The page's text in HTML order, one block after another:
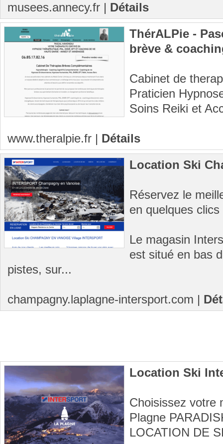
musees.annecy.fr | Détails
ThérALPie -
brève &
Cabinet de
Praticien
Soins Reiki et
www.theralpie.fr | Détails
Location Ski
Réservez le
en quelques
Le magasin
est situé en bas
pistes, sur...
champagny.laplagne-intersport.com |
Location Ski
Choisissez votre
Plagne
LOCATION DE